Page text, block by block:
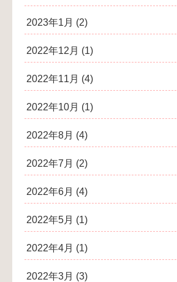
2023年1月 (2)
2022年12月 (1)
2022年11月 (4)
2022年10月 (1)
2022年8月 (4)
2022年7月 (2)
2022年6月 (4)
2022年5月 (1)
2022年4月 (1)
2022年3月 (3)